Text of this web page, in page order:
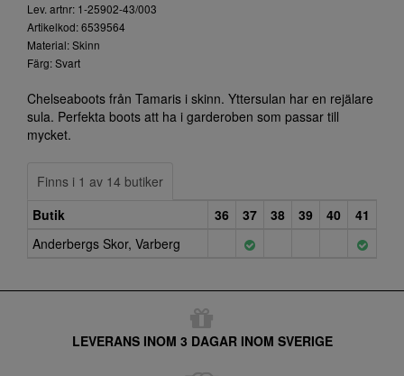
Lev. artnr: 1-25902-43/003
Artikelkod: 6539564
Material: Skinn
Färg: Svart
Chelseaboots från Tamaris i skinn. Yttersulan har en rejälare
sula. Perfekta boots att ha i garderoben som passar till
mycket.
Finns i 1 av 14 butiker
Butik
36 37 38 39 40
41
Anderbergs Skor, Varberg
LEVERANS INOM 3 DAGAR INOM SVERIGE